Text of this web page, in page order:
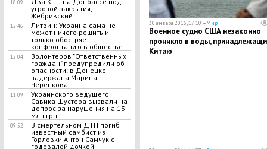
18:09
угрозой закрытия, -
Жебривский
12:46
Литвин: Украина сама не
может ничего решить и
только обостряет
конфронтацию в обществе
12:04
Волонтеров "Ответственных
граждан" предупредили об
опасности: в Донецке
задержана Марина
Черенкова
11:09
Украинского ведущего
Савика Шустера вызвали на
допрос за нарушения на 13
млн грн.
09:52
В смертельном ДТП погиб
известный самбист из
Горловки Антон Самчук с
годовалой дочкой
30 января 2016, 17:10 —Мир
Военное судно США незаконно
проникло в воды,
Китаю